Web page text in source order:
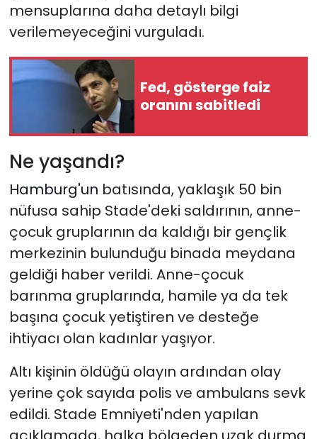
mensuplarına daha detaylı bilgi
verilemeyeceğini vurguladı.
Fed, gösterge faiz
oranını sabitledi
Ne yaşandı?
Hamburg'un batısında, yaklaşık 50 bin
nüfusa sahip Stade'deki saldırının, anne-
çocuk gruplarının da kaldığı bir gençlik
merkezinin bulunduğu binada meydana
geldiği haber verildi. Anne-çocuk
barınma gruplarında, hamile ya da tek
başına çocuk yetiştiren ve desteğe
ihtiyacı olan kadınlar yaşıyor.
Altı kişinin öldüğü olayın ardından olay
yerine çok sayıda polis ve ambulans sevk
edildi. Stade Emniyeti'nden yapılan